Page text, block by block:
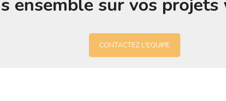
ensemble sur vos
CONTACTEZ L'EQUIPE